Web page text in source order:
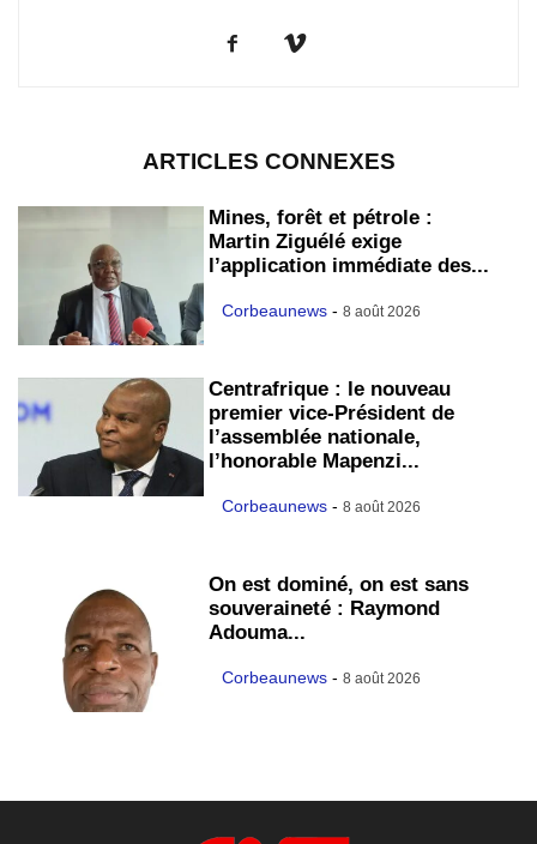
ARTICLES CONNEXES
Mines, forêt et pétrole :
Martin Ziguélé exige
l’application immédiate des...
Corbeaunews - 8 août 2026
Centrafrique : le nouveau
premier vice-Président de
l’assemblée nationale,
l’honorable Mapenzi...
Corbeaunews - 8 août 2026
On est dominé, on est sans
souveraineté : Raymond
Adouma...
Corbeaunews - 8 août 2026